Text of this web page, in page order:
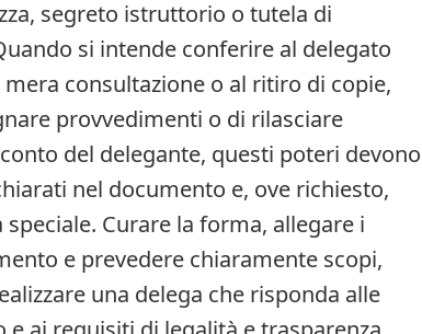
segreto istruttorio o tutela di
si intende conferire al delegato
consultazione o al ritiro di copie,
provvedimenti o di rilasciare
del delegante, questi poteri devono
nel documento e, ove richiesto,
Curare la forma, allegare i
e prevedere chiaramente scopi,
una delega che risponda alle